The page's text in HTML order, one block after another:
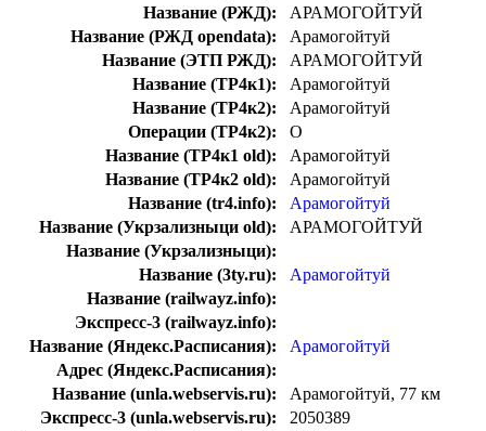
Название (РЖД):
АРАМОГОЙТУЙ
Название (РЖД opendata):
Арамогойтуй
Название (ЭТП РЖД):
АРАМОГОЙТУЙ
Название (ТР4к1):
Арамогойтуй
Название (ТР4к2):
Арамогойтуй
Операции (ТР4к2):
О
Название (ТР4к1 old):
Арамогойтуй
Название (ТР4к2 old):
Арамогойтуй
Название (tr4.info):
Арамогойтуй
Название (Укрзализныци old):
АРАМОГОЙТУЙ
Название (Укрзализныци):
Название (3ty.ru):
Арамогойтуй
Название (railwayz.info):
Экспресс-3 (railwayz.info):
Название (Яндекс.Расписания):
Арамогойтуй
Адрес (Яндекс.Расписания):
Название (unla.webservis.ru):
Арамогойтуй, 77 км
Экспресс-3 (unla.webservis.ru):
2050389